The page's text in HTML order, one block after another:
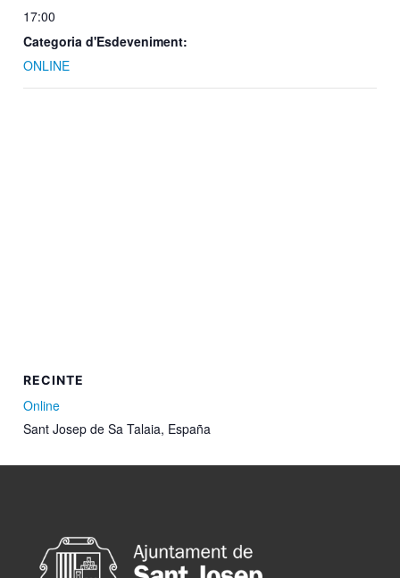
17:00
Categoria d'Esdeveniment:
ONLINE
RECINTE
Online
Sant Josep de Sa Talaia, España